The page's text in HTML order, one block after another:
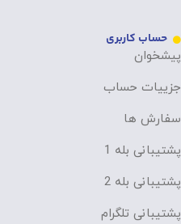
حساب کاربری
پیشخوان
جزییات حساب
سفارش ها
پشتیبانی بله 1
پشتیبانی بله 2
پشتیبانی تلگرام